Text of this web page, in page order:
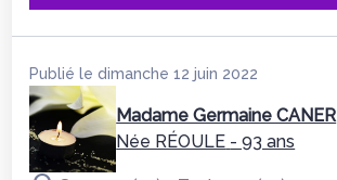
Publié le dimanche 12 juin 2022
Madame Germaine CANER
Née RÉOULE - 93 ans